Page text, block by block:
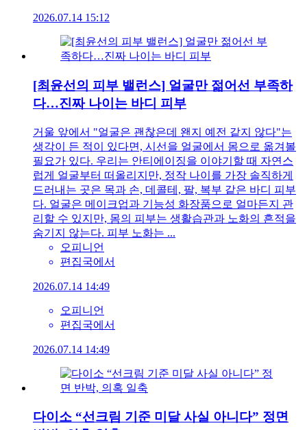
2026.07.14 15:12
[최윤선의 피부 밸런스] 얼굴만 젊어선 부족하
다…진짜 나이는 바디 피부
거울 앞에서 "얼굴은 괜찮은데 왠지 예전 같지 않다"는
생각이 든 적이 있다면, 시선을 얼굴에서 몸으로 옮겨볼
필요가 있다. 우리는 안티에이징을 이야기할 때 자연스
럽게 얼굴부터 떠올리지만, 정작 나이를 가장 솔직하게
드러내는 곳은 목과 손, 데콜테, 팔, 복부 같은 바디 피부
다. 얼굴은 메이크업과 기능성 화장품으로 얼마든지 관
리할 수 있지만, 몸의 피부는 생활습관과 노화의 흔적을
숨기지 않는다. 피부 노화는 ...
오피니언
편집국에서
2026.07.14 14:49
오피니언
편집국에서
2026.07.14 14:49
다이소 “선크림 기준 미달 사실 아니다” 정면